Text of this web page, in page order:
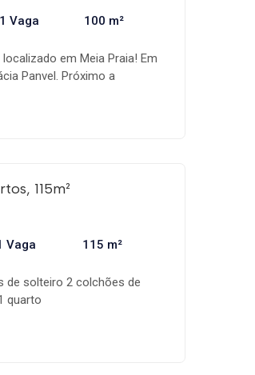
lazer completa, nela
1 Vaga 100 m²
em Meia Praia! Em
Panvel. Próximo a
um dos quartos); Sala de
diárias prolongadas! Faça
115m²
Vaga 115 m²
de solteiro 2 colchões de
quarto